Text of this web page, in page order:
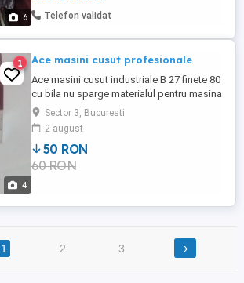
6
de materiale precum : sepci ,
Telefon validat
4
1 Ace masini cusut profesionale
Ace masini cusut industriale B 27 finete 80
cu bila nu sparge materialul pentru masina
surfilat( triplock ) B 63 finete 80 cu bila
pentru masina (uber deck) 50 lei 100 buc
Sector 3, Bucuresti
2 august
50 RON
60 RON
1 2 3 ›